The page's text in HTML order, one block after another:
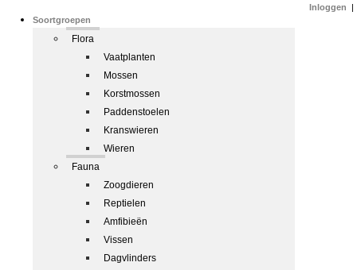
Soortgroepen
Flora
Vaatplanten
Mossen
Korstmossen
Paddenstoelen
Kranswieren
Wieren
Fauna
Zoogdieren
Reptielen
Amfibieën
Vissen
Dagvlinders
Inloggen |